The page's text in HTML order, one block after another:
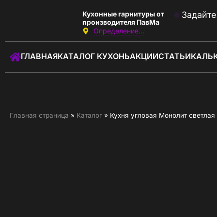
Кухонные гарнитуры от
производителя ПавМа
Определение...
ГЛАВНАЯКАТАЛОГ КУХОНЬАКЦИИСТАТЬИ
Главная страница » Каталог » Кухня угловая Монолит светлая
Звоните:с 10:00 до 22:00